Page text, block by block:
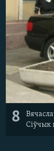
8
Сіўчык